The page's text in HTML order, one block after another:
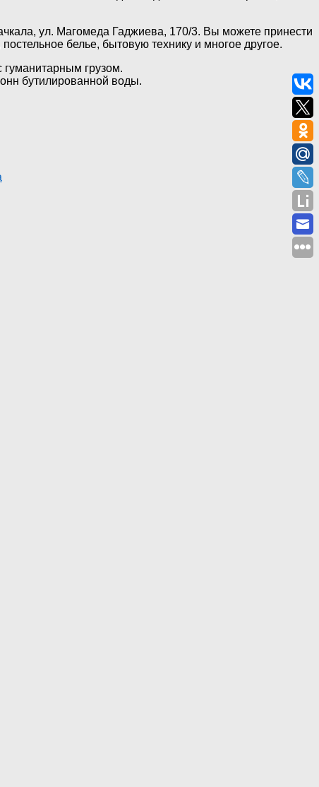
ул. Магомеда Гаджиева, 170/3. Вы можете принести
белье, бытовую технику и многое другое.
грузом.
бутилированной воды.